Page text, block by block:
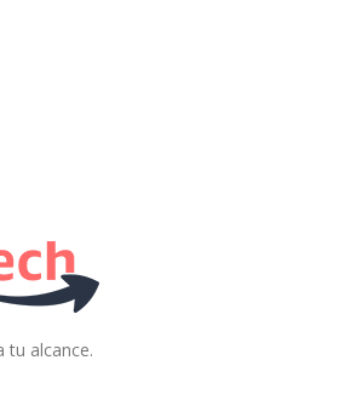
tu alcance.